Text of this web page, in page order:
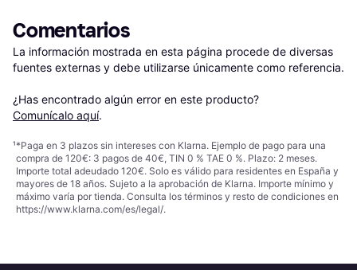
Comentarios
La información mostrada en esta página procede de diversas
fuentes externas y debe utilizarse únicamente como referencia.
¿Has encontrado algún error en este producto?
Comunícalo aquí.
¹*Paga en 3 plazos sin intereses con Klarna. Ejemplo de pago para una
compra de 120€: 3 pagos de 40€, TIN 0 % TAE 0 %. Plazo: 2 meses.
Importe total adeudado 120€. Solo es válido para residentes en España y
mayores de 18 años. Sujeto a la aprobación de Klarna. Importe mínimo y
máximo varía por tienda. Consulta los términos y resto de condiciones en
https://www.klarna.com/es/legal/.